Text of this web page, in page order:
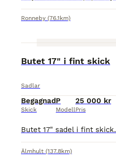
Ronneby (76.1km)
Butet 17" i fint skick
Sadlar
Begagnad
Skick
P
Modell
25 000 kr
Pris
Älmhult (137.8km)